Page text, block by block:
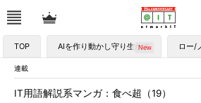
TOP AIを作り動かし守り生かす ロー/
連載
IT用語解説系マンガ：食べ超（19）